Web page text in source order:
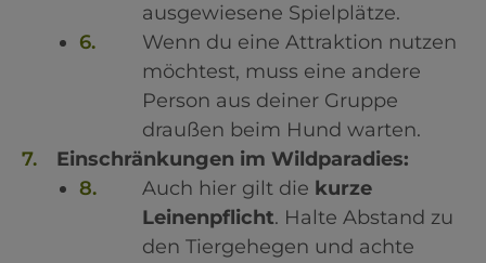
ausgewiesene Spielplätze.
Wenn du eine Attraktion nutzen
möchtest, muss eine andere
Person aus deiner Gruppe
draußen beim Hund warten.
Einschränkungen im Wildparadies:
Auch hier gilt die kurze
Leinenpflicht. Halte Abstand zu
den Tiergehegen und achte